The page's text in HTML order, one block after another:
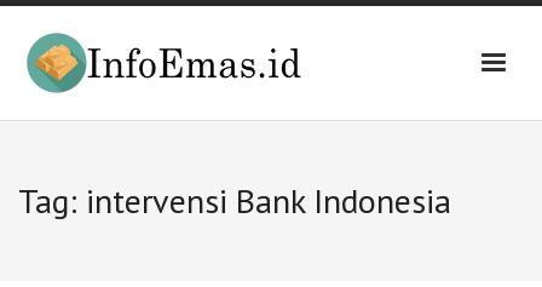
Skip
content
Tag: intervensi Bank Indonesia